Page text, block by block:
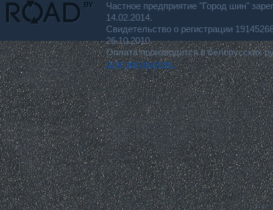
Частное предприятие "Город шин"
14.02.2014.
Свидетельство о регистрации
26.10.2010.
Оплата производится в белорусских
для покупателя.